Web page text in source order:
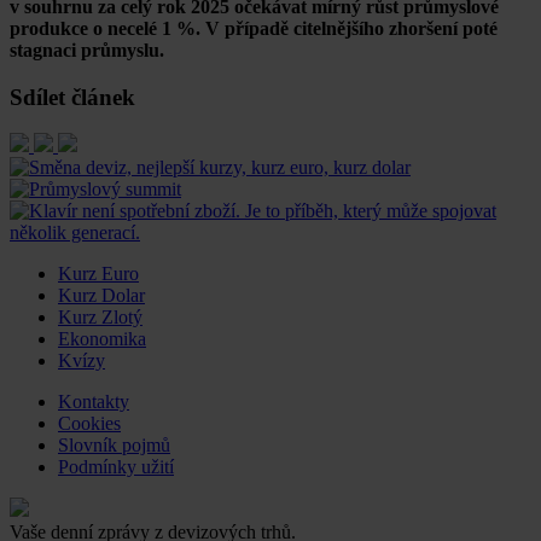
v souhrnu za celý rok 2025 očekávat mírný růst průmyslové
produkce o necelé 1 %. V případě citelnějšího zhoršení poté
stagnaci průmyslu.
Sdílet článek
Kurz Euro
Kurz Dolar
Kurz Zlotý
Ekonomika
Kvízy
Kontakty
Cookies
Slovník pojmů
Podmínky užití
Vaše denní zprávy z devizových trhů.